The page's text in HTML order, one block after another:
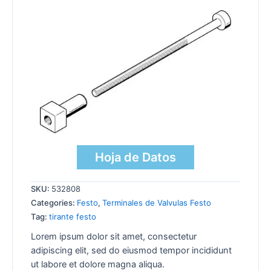
Hoja de Datos
SKU: 532808
Categories: Festo, Terminales de Valvulas Festo
Tag: tirante festo
Lorem ipsum dolor sit amet, consectetur
adipiscing elit, sed do eiusmod tempor incididunt
ut labore et dolore magna aliqua.